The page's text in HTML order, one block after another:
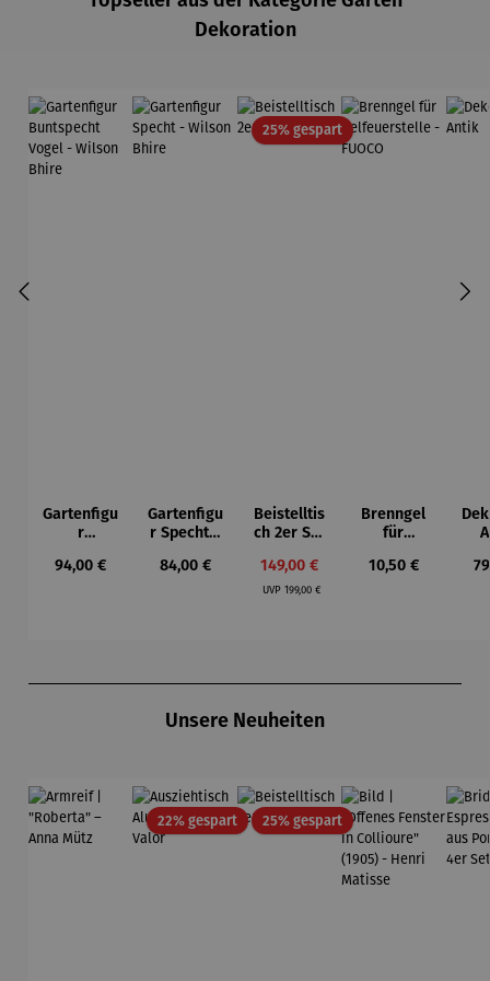
Dekoration
Gartenfigu
r
t Vogel -
Regulärer Preis:
94,00 €
Gartenfigu
r Specht -
Bhire
Regulärer Preis:
84,00 €
25% gespartRabatt
Beistelltis
ch 2er Set
Verkaufspreis:
149,00 €
UVP Regulärer Preis:
199,00 €
Brenngel
für
elle -
Regulärer Preis:
10,50 €
Unsere Neuheiten
22% gespartRabatt25% gespartRabatt